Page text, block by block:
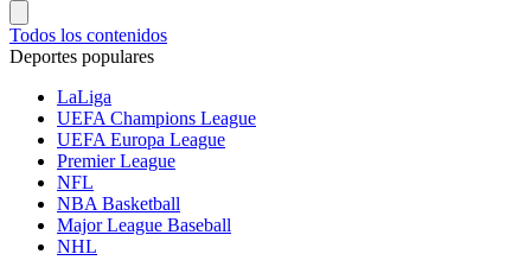
Todos los contenidos
Deportes populares
LaLiga
UEFA Champions League
UEFA Europa League
Premier League
NFL
NBA Basketball
Major League Baseball
NHL